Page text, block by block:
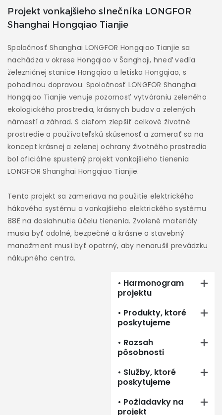
Projekt vonkajšieho slnečníka LONGFOR
Shanghai Hongqiao Tianjie
Spoločnosť Shanghai LONGFOR Hongqiao Tianjie sa
nachádza v okrese Hongqiao v Šanghaji, hneď vedľa
železničnej stanice Hongqiao a letiska Hongqiao, s
pohodlnou dopravou. Spoločnosť LONGFOR Shanghai
Hongqiao Tianjie venuje pozornosť vytváraniu zeleného
ekologického prostredia, krásnych budov a zelených
námestí a záhrad. S cieľom zlepšiť celkové životné
prostredie a používateľskú skúsenosť a zamerať sa na
koncept krásnej a zelenej ochrany životného prostredia
bol oficiálne spustený projekt vonkajšieho tienenia
LONGFOR Shanghai Hongqiao Tianjie.
Tento projekt sa zameriava na použitie elektrického
hákového systému a vonkajšieho elektrického systému
88E na dosiahnutie účelu tienenia. Zvolené materiály
musia byť odolné, bezpečné a krásne a stavebný
manažment musí byť opatrný, aby nenarušil prevádzku
nákupného centra.
• Harmonogram
projektu
• Produkty, ktoré
poskytujeme
• Rozsah
pôsobnosti
• Služby, ktoré
poskytujeme
• Požiadavky na
projekt